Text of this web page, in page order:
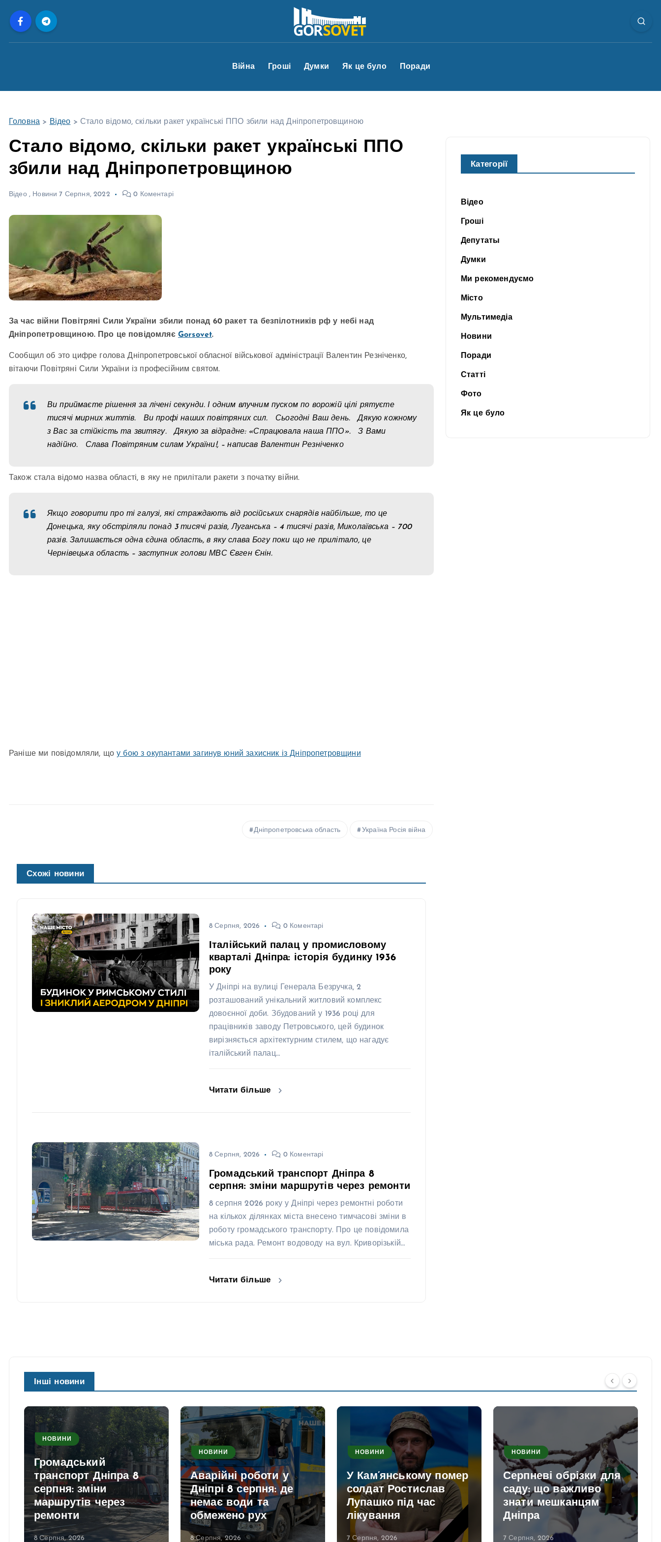
Війна Гроші Думки Як це було Поради
Головна > Відео > Стало відомо, скільки ракет українські ППО збили над Дніпропетровщиною
Стало відомо, скільки ракет українські ППО
збили над Дніпропетровщиною
Відео, Новини 7 Серпня, 2022 0 Коментарі
За час війни Повітряні Сили України збили понад 60 ракет та безпілотників рф у небі над
Дніпропетровщиною. Про це повідомляє Gorsovet.
Сообщил об это цифре голова Дніпропетровської обласної військової адміністрації Валентин Резніченко,
вітаючи Повітряні Сили України із професійним святом.
Ви приймаєте рішення за лічені секунди. І одним влучним пуском по ворожій цілі рятуєте
тисячі мирних життів. Ви профі наших повітряних сил. Сьогодні Ваш день. Дякую кожному
з Вас за стійкість та звитягу. Дякую за відрадне: «Спрацювала наша ППО». З Вами
надійно. Слава Повітряним силам України!, – написав Валентин Резніченко
Також стала відомо назва області, в яку не прилітали ракети з початку війни.
Якщо говорити про ті галузі, які страждають від російських снарядів найбільше, то це
Донецька, яку обстріляли понад 3 тисячі разів, Луганська – 4 тисячі разів, Миколаївська – 700
разів. Залишається одна єдина область, в яку слава Богу поки що не прилітало, це
Чернівецька область – заступник голови МВС Євген Єнін.
Раніше ми повідомляли, щоу бою з окупантами загинув юний захисник із Дніпропетровщини
Дніпропетровська область Україна Росія війна
Схожі новини
8 Серпня, 2026 0 Коментарі
Італійський палац у промисловому
кварталі Дніпра: історія будинку 1936
року
У Дніпрі на вулиці Генерала Безручка, 2
розташований унікальний житловий комплекс
довоєнної доби. Збудований у 1936 році для
працівників заводу Петровського, цей будинок
вирізняється архітектурним стилем, що нагадує
італійський палац…
Читати більше
8 Серпня, 2026 0 Коментарі
Громадський транспорт Дніпра 8
серпня: зміни маршрутів через ремонти
8 серпня 2026 року у Дніпрі через ремонтні роботи
на кількох ділянках міста внесено тимчасові зміни в
роботу громадського транспорту. Про це повідомила
міська рада. Ремонт водоводу на вул. Криворізькій…
Читати більше
Категорії
Відео
Гроші
Депутаты
Думки
Ми рекомендуємо
Місто
Мультимедіа
Новини
Поради
Статті
Фото
Як це було
Інші новини
НОВИНИ
Громадський
транспорт Дніпра 8
серпня: зміни
маршрутів через
ремонти
8 Серпня, 2026
НОВИНИ
Аварійні роботи у
Дніпрі 8 серпня: де
немає води та
обмежено рух
8 Серпня, 2026
НОВИНИ
У Кам’янському помер
солдат Ростислав
Лупашко під час
лікування
7 Серпня, 2026
НОВИНИ
Серпневі обрізки для
саду: що важливо
знати мешканцям
Дніпра
7 Серпня, 2026